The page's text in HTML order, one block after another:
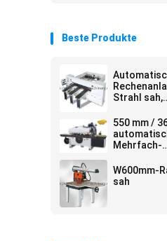
Beste Produkte
Strahl sah,
sahen,
550 mm /
Mehrfach-
für die
von
W600mm-
sah